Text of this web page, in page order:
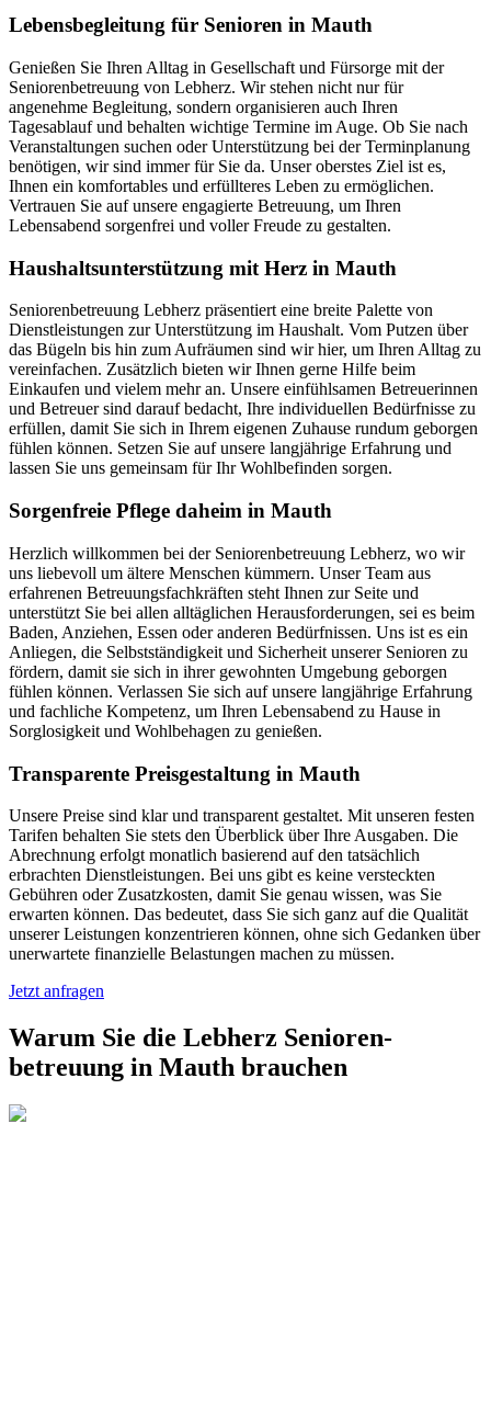
Lebensbegleitung für Senioren in Mauth
Genießen Sie Ihren Alltag in Gesellschaft und Fürsorge mit der
Seniorenbetreuung von Lebherz. Wir stehen nicht nur für
angenehme Begleitung, sondern organisieren auch Ihren
Tagesablauf und behalten wichtige Termine im Auge. Ob Sie nach
Veranstaltungen suchen oder Unterstützung bei der Terminplanung
benötigen, wir sind immer für Sie da. Unser oberstes Ziel ist es,
Ihnen ein komfortables und erfüllteres Leben zu ermöglichen.
Vertrauen Sie auf unsere engagierte Betreuung, um Ihren
Lebensabend sorgenfrei und voller Freude zu gestalten.
Haushalts­unterstützung mit Herz in Mauth
Seniorenbetreuung Lebherz präsentiert eine breite Palette von
Dienstleistungen zur Unterstützung im Haushalt. Vom Putzen über
das Bügeln bis hin zum Aufräumen sind wir hier, um Ihren Alltag zu
vereinfachen. Zusätzlich bieten wir Ihnen gerne Hilfe beim
Einkaufen und vielem mehr an. Unsere einfühlsamen Betreuerinnen
und Betreuer sind darauf bedacht, Ihre individuellen Bedürfnisse zu
erfüllen, damit Sie sich in Ihrem eigenen Zuhause rundum geborgen
fühlen können. Setzen Sie auf unsere langjährige Erfahrung und
lassen Sie uns gemeinsam für Ihr Wohlbefinden sorgen.
Sorgenfreie Pflege daheim in Mauth
Herzlich willkommen bei der Seniorenbetreuung Lebherz, wo wir
uns liebevoll um ältere Menschen kümmern. Unser Team aus
erfahrenen Betreuungsfachkräften steht Ihnen zur Seite und
unterstützt Sie bei allen alltäglichen Herausforderungen, sei es beim
Baden, Anziehen, Essen oder anderen Bedürfnissen. Uns ist es ein
Anliegen, die Selbstständigkeit und Sicherheit unserer Senioren zu
fördern, damit sie sich in ihrer gewohnten Umgebung geborgen
fühlen können. Verlassen Sie sich auf unsere langjährige Erfahrung
und fachliche Kompetenz, um Ihren Lebensabend zu Hause in
Sorglosigkeit und Wohlbehagen zu genießen.
Transparente Preisgestaltung in Mauth
Unsere Preise sind klar und transparent gestaltet. Mit unseren festen
Tarifen behalten Sie stets den Überblick über Ihre Ausgaben. Die
Abrechnung erfolgt monatlich basierend auf den tatsächlich
erbrachten Dienstleistungen. Bei uns gibt es keine versteckten
Gebühren oder Zusatzkosten, damit Sie genau wissen, was Sie
erwarten können. Das bedeutet, dass Sie sich ganz auf die Qualität
unserer Leistungen konzentrieren können, ohne sich Gedanken über
unerwartete finanzielle Belastungen machen zu müssen.
Jetzt anfragen
Warum Sie die Lebherz Senioren­
betreuung in Mauth brauchen